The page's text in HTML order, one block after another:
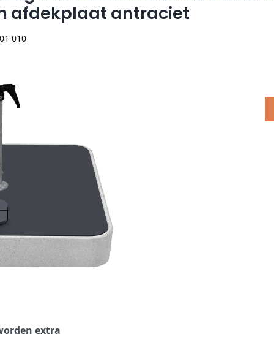
afdekplaat antraciet
010
extra